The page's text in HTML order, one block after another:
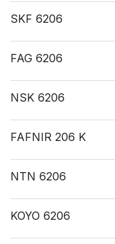
SKF 6206
FAG 6206
NSK 6206
FAFNIR 206 K
NTN 6206
KOYO 6206